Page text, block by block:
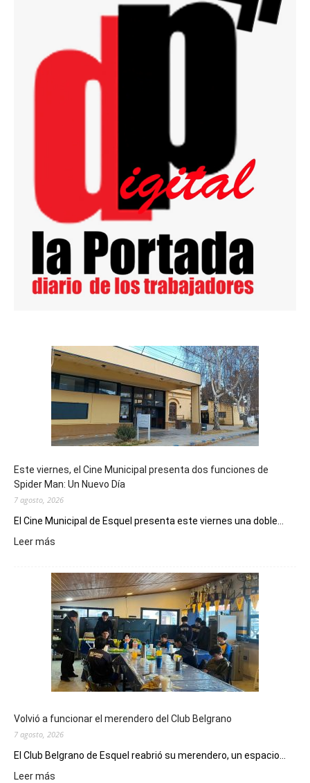
Este viernes, el Cine Municipal presenta dos funciones de
Spider Man: Un Nuevo Día
7 agosto, 2026
El Cine Municipal de Esquel presenta este viernes una doble...
Leer más
viernes,
el
Cine
Municipal
presenta
dos
funciones
de
Spider
Un
Nuevo
Volvió a funcionar el merendero del Club Belgrano
7 agosto, 2026
El Club Belgrano de Esquel reabrió su merendero, un espacio...
Leer más